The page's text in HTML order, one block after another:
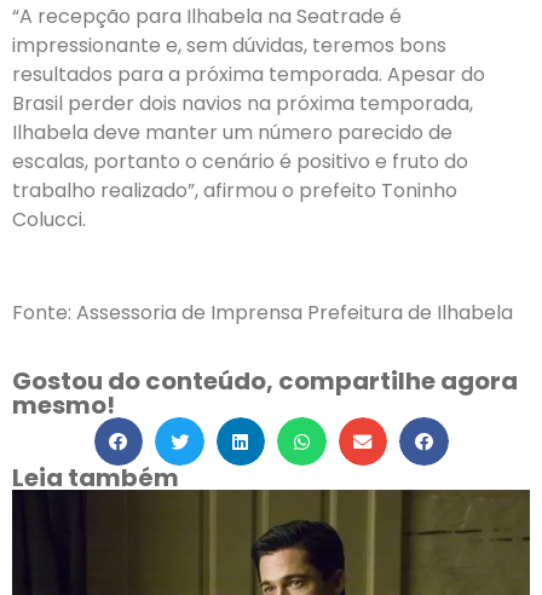
“A recepção para Ilhabela na Seatrade é
impressionante e, sem dúvidas, teremos bons
resultados para a próxima temporada. Apesar do
Brasil perder dois navios na próxima temporada,
Ilhabela deve manter um número parecido de
escalas, portanto o cenário é positivo e fruto do
trabalho realizado”, afirmou o prefeito Toninho
Colucci.
Fonte: Assessoria de Imprensa Prefeitura de Ilhabela
Gostou do conteúdo, compartilhe agora
mesmo!
Leia também